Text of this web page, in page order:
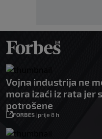
Vojna industrija ne
mora izaći iz rata jer
potrošene
FORBES| prije 8 h